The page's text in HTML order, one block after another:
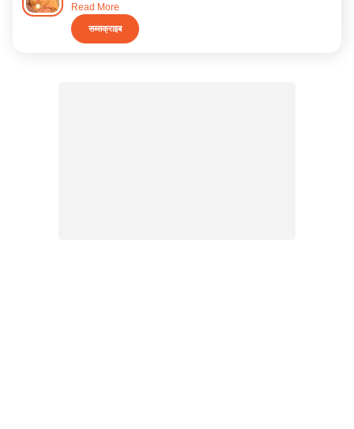
Read More
सब्सक्राइब